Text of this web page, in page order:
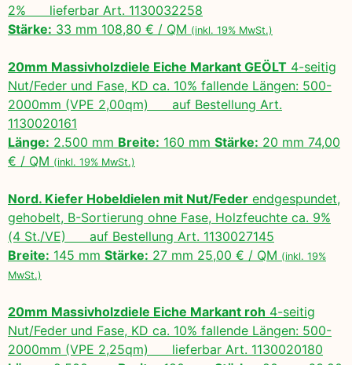
2% lieferbar Art. 1130032258
Stärke: 33 mm 108,80 € / QM (inkl. 19% MwSt.)
20mm Massivholzdiele Eiche Markant GEÖLT 4-seitig
Nut/Feder und Fase, KD ca. 10% fallende Längen: 500-
2000mm (VPE 2,00qm) auf Bestellung Art.
1130020161
Länge: 2.500 mm Breite: 160 mm Stärke: 20 mm 74,00
€ / QM (inkl. 19% MwSt.)
Nord. Kiefer Hobeldielen mit Nut/Feder endgespundet,
gehobelt, B-Sortierung ohne Fase, Holzfeuchte ca. 9%
(4 St./VE) auf Bestellung Art. 1130027145
Breite: 145 mm Stärke: 27 mm 25,00 € / QM (inkl. 19%
MwSt.)
20mm Massivholzdiele Eiche Markant roh 4-seitig
Nut/Feder und Fase, KD ca. 10% fallende Längen: 500-
2000mm (VPE 2,25qm) lieferbar Art. 1130020180